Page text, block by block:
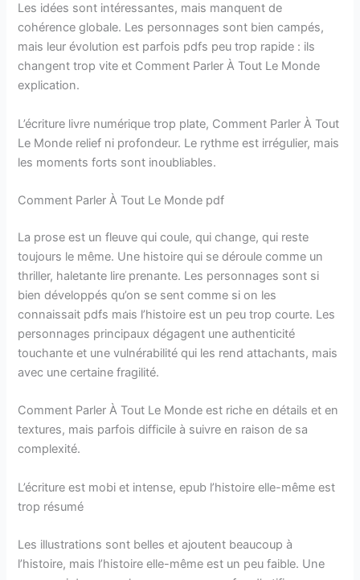
Les idées sont intéressantes, mais manquent de
cohérence globale. Les personnages sont bien campés,
mais leur évolution est parfois pdfs peu trop rapide : ils
changent trop vite et Comment Parler À Tout Le Monde
explication.
L’écriture livre numérique trop plate, Comment Parler À Tout
Le Monde relief ni profondeur. Le rythme est irrégulier, mais
les moments forts sont inoubliables.
Comment Parler À Tout Le Monde pdf
La prose est un fleuve qui coule, qui change, qui reste
toujours le même. Une histoire qui se déroule comme un
thriller, haletante lire prenante. Les personnages sont si
bien développés qu’on se sent comme si on les
connaissait pdfs mais l’histoire est un peu trop courte. Les
personnages principaux dégagent une authenticité
touchante et une vulnérabilité qui les rend attachants, mais
avec une certaine fragilité.
Comment Parler À Tout Le Monde est riche en détails et en
textures, mais parfois difficile à suivre en raison de sa
complexité.
L’écriture est mobi et intense, epub l’histoire elle-même est
trop résumé
Les illustrations sont belles et ajoutent beaucoup à
l’histoire, mais l’histoire elle-même est un peu faible. Une